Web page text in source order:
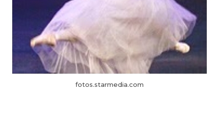
fotos.starmedia.com